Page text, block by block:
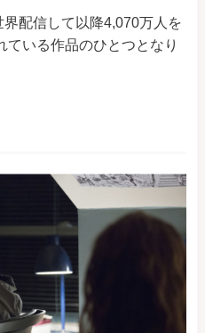
配信して以降4,070万人を
ている作品のひとつとなり